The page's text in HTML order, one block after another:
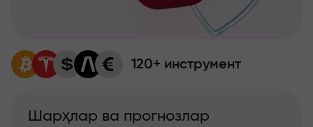
120+ инструмент
Шарҳлар ва прогнозлар